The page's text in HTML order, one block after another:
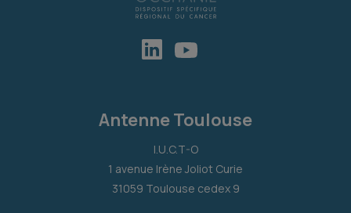
Antenne Toulouse
I.U.C.T-O
1 avenue Irène Joliot Curie
31059 Toulouse cedex 9